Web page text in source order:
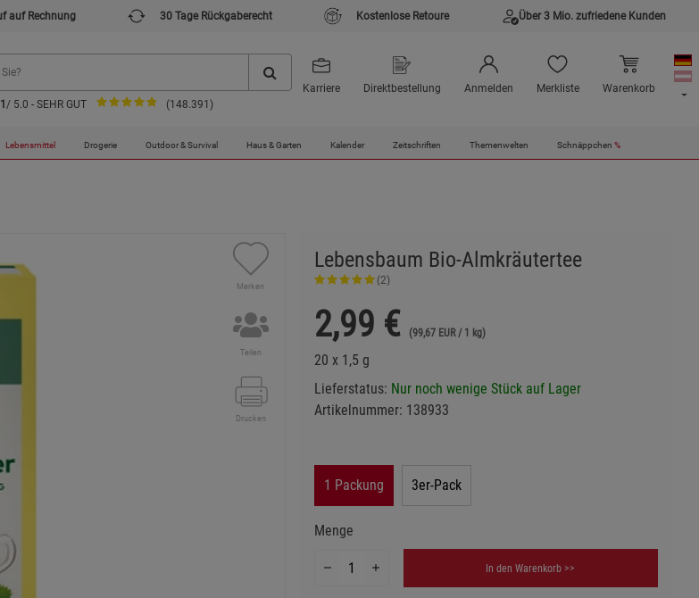
auf Rechnung 30 Tage Rückgaberecht Kostenlose Retoure Über 3 Mio. zufriedene Kunden
/ 5.0 - SEHR GUT (148.391)
Karriere Direktbestellung Anmelden Merkliste Warenkorb
Lebensmittel Drogerie Outdoor & Survival Haus & Garten Kalender Zeitschriften Themenwelten Schnäppchen %
Merken
Teilen
Drucken
Lebensbaum Bio-Almkräutertee
(2)
2,99 € (99,67 EUR / 1 kg)
20 x 1,5 g
Lieferstatus: Nur noch wenige Stück auf Lager
Artikelnummer: 138933
1 Packung 3er-Pack
Menge
In den Warenkorb >>